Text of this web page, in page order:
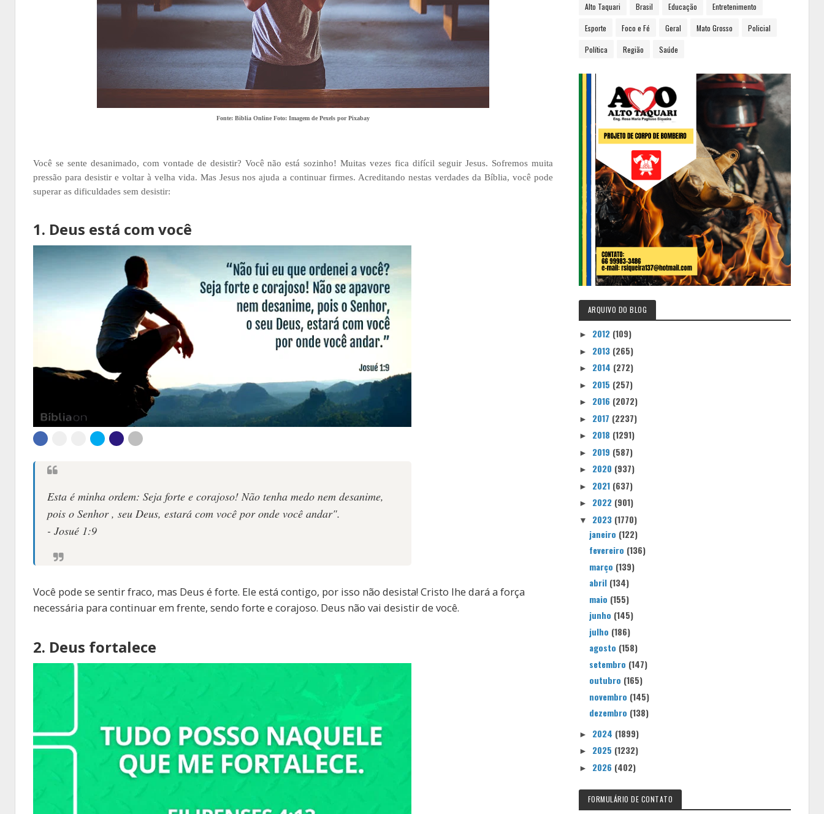
Fonte: Biblia Online Foto: Imagem de Pexels por Pixabay
Você se sente desanimado, com vontade de desistir? Você não está sozinho! Muitas vezes fica difícil seguir Jesus. Sofremos muita
pressão para desistir e voltar à velha vida. Mas Jesus nos ajuda a continuar firmes. Acreditando nestas verdades da Bíblia, você pode
superar as dificuldades sem desistir:
1. Deus está com você
Esta é minha ordem: Seja forte e corajoso! Não tenha medo nem desanime,
pois o Senhor , seu Deus, estará com você por onde você andar".
- Josué 1:9
Você pode se sentir fraco, mas Deus é forte. Ele está contigo, por isso não desista! Cristo lhe dará a força
necessária para continuar em frente, sendo forte e corajoso. Deus não vai desistir de você.
2. Deus fortalece
Alto Taquari Brasil Educação Entretenimento
Esporte Foco e Fé Geral Mato Grosso Policial
Política Região Saúde
ARQUIVO DO BLOG
► 2012 (109)
► 2013 (265)
► 2014 (272)
► 2015 (257)
► 2016 (2072)
► 2017 (2237)
► 2018 (1291)
► 2019 (587)
► 2020 (937)
► 2021 (637)
► 2022 (901)
▼ 2023 (1770)
janeiro (122)
fevereiro (136)
março (139)
abril (134)
maio (155)
junho (145)
julho (186)
agosto (158)
setembro (147)
outubro (165)
novembro (145)
dezembro (138)
► 2024 (1899)
► 2025 (1232)
► 2026 (402)
FORMULÁRIO DE CONTATO